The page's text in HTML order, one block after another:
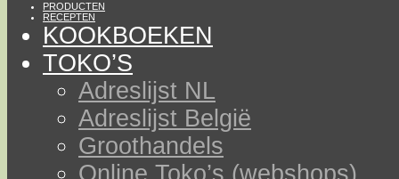
PRODUCTEN
RECEPTEN
KOOKBOEKEN
TOKO’S
Adreslijst NL
Adreslijst België
Groothandels
Online Toko’s (webshops)